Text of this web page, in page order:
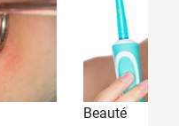
Beauté